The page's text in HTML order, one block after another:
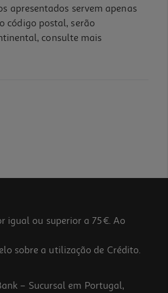
apresentados servem apenas
código postal, serão
consulte mais
igual ou superior a 75€. Ao
sobre a utilização de Crédito.
– Sucursal em Portugal,